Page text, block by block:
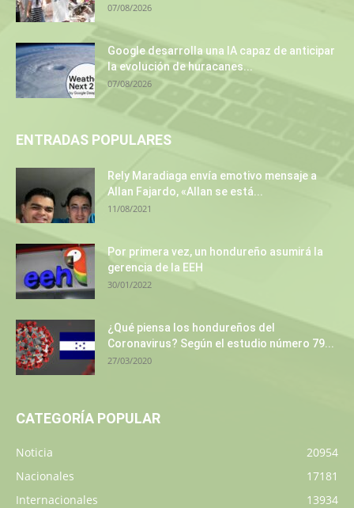
07/08/2026
Google desarrolla una IA capaz de anticipar
la evolución de huracanes...
07/08/2026
ENTRADAS POPULARES
Rely Maradiaga envía emotivo mensaje a
Allan Fajardo, «Allan se está...
11/08/2021
Por primera vez, un hondureño asumirá la
gerencia de la EEH
30/01/2022
¿Qué piensa los hondureños del
Coronavirus? Según el estudio número 79...
27/03/2020
CATEGORÍA POPULAR
Noticia
20954
Nacionales
17181
Internacionales
13934